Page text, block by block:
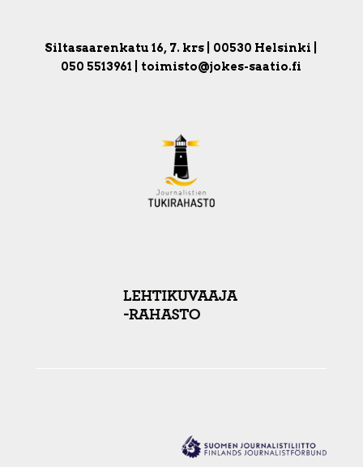
Siltasaarenkatu 16, 7. krs | 00530 Helsinki |
050 5513961 | toimisto@jokes-saatio.fi